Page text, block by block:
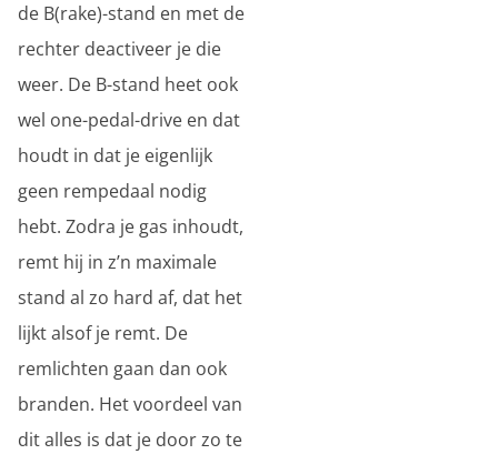
de B(rake)-stand en met de
rechter deactiveer je die
weer. De B-stand heet ook
wel one-pedal-drive en dat
houdt in dat je eigenlijk
geen rempedaal nodig
hebt. Zodra je gas inhoudt,
remt hij in z’n maximale
stand al zo hard af, dat het
lijkt alsof je remt. De
remlichten gaan dan ook
branden. Het voordeel van
dit alles is dat je door zo te